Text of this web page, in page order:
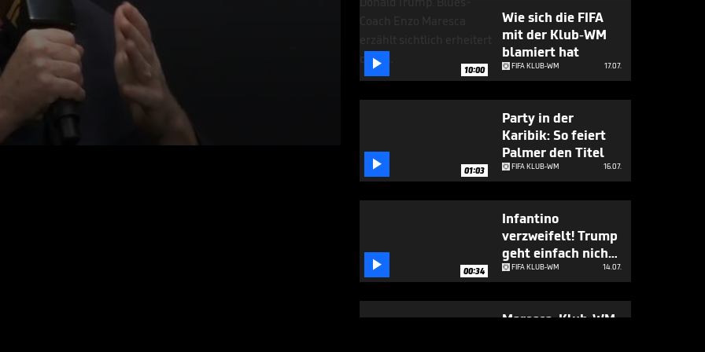
 10:00
Wie sich die FIFA
mit der Klub-WM
blamiert hat
FIFA KLUB-WM 17.07.
 01:03
Party in der
Karibik: So feiert
Palmer den Titel
FIFA KLUB-WM 16.07.
 00:34
Infantino
verzweifelt! Trump
geht einfach nicht
weg
FIFA KLUB-WM 14.07.
Maresca: Klub-WM